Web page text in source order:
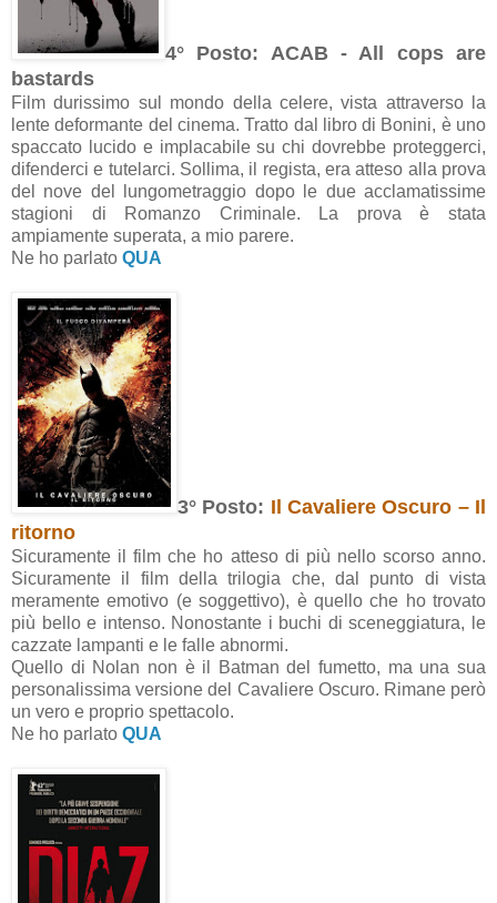
4° Posto: ACAB - All cops are
bastards
Film durissimo sul mondo della celere, vista attraverso la
lente deformante del cinema. Tratto dal libro di Bonini, è uno
spaccato lucido e implacabile su chi dovrebbe proteggerci,
difenderci e tutelarci. Sollima, il regista, era atteso alla prova
del nove del lungometraggio dopo le due acclamatissime
stagioni di Romanzo Criminale. La prova è stata
ampiamente superata, a mio parere.
Ne ho parlato QUA
3° Posto: Il Cavaliere Oscuro – Il
ritorno
Sicuramente il film che ho atteso di più nello scorso anno.
Sicuramente il film della trilogia che, dal punto di vista
meramente emotivo (e soggettivo), è quello che ho trovato
più bello e intenso. Nonostante i buchi di sceneggiatura, le
cazzate lampanti e le falle abnormi.
Quello di Nolan non è il Batman del fumetto, ma una sua
personalissima versione del Cavaliere Oscuro. Rimane però
un vero e proprio spettacolo.
Ne ho parlato QUA